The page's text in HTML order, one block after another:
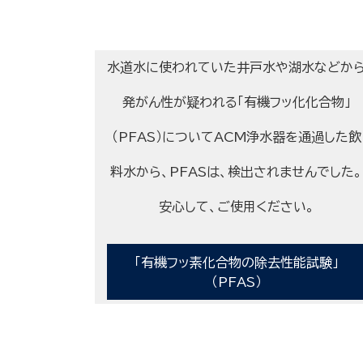
水道水に使われていた井戸水や湖水などか
発がん性が疑われる「有機フッ化化合物」
（PFAS）についてACM浄水器を通過した飲
料水から、PFASは、検出されませんでした。
安心して、ご使用ください。
「有機フッ素化合物の除去性能試験」
（PFAS）